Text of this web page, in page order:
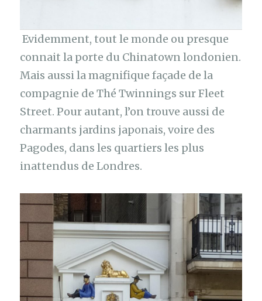
Evidemment, tout le monde ou presque
connait la porte du Chinatown londonien.
Mais aussi la magnifique façade de la
compagnie de Thé Twinnings sur Fleet
Street. Pour autant, l’on trouve aussi de
charmants jardins japonais, voire des
Pagodes, dans les quartiers les plus
inattendus de Londres.